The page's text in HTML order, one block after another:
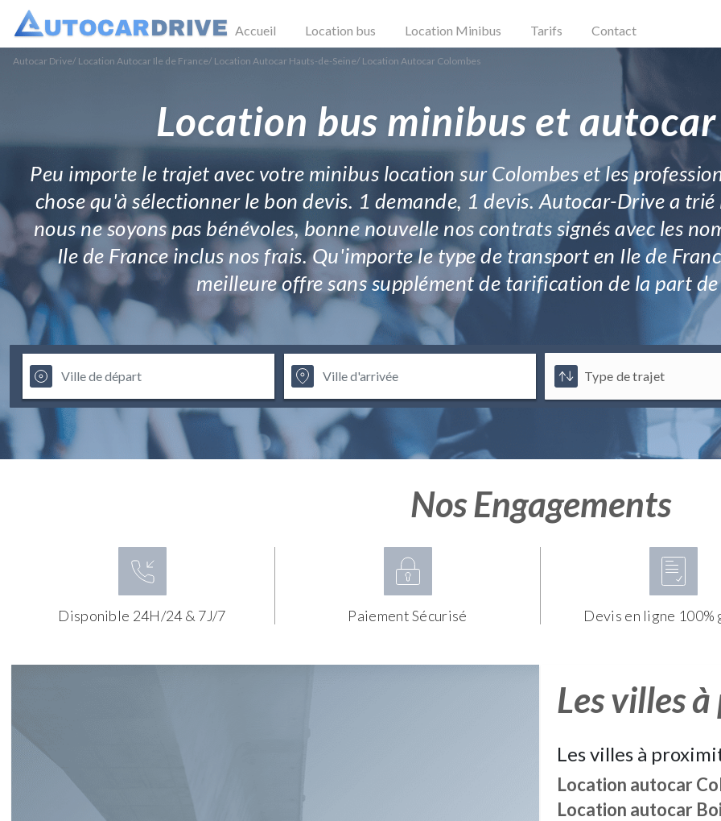
Accueil Location bus Location Minibus Tarifs Contact
Autocar Drive/ Location Autocar Ile de France/ Location Autocar Hauts-de-Seine/ Location Autocar Colombes
Location bus minibus et
Peu importe le trajet avec votre minibus location sur Colombes et les
chose qu'à sélectionner le bon devis. 1 demande, 1 devis. Autocar-Drive a
nous ne soyons pas bénévoles, bonne nouvelle nos contrats signés avec les
Ile de France inclus nos frais. Qu'importe le type de transport en Ile de
meilleure offre sans supplément de tarification de la part de
Nos Engagements
Disponible 24H/24 & 7J/7 Paiement Sécurisé Devis en ligne
Les villes
Les villes à
Location autocar
Location autocar